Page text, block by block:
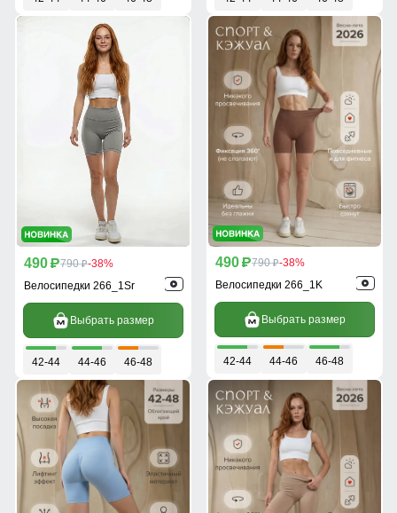
490 p790 p-38%
Велосипедки 266_1Sr
Выбрать размер
42-44 44-46 46-48
490 p790 p-38%
Велосипедки 266_1K
Выбрать размер
42-44 44-46 46-48